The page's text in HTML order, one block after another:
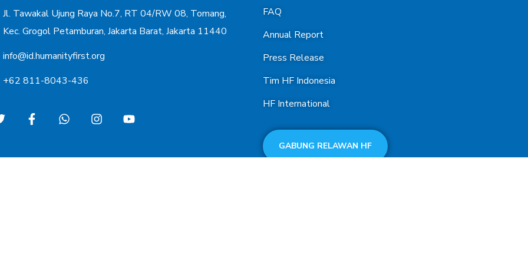
Jl. Tawakal Ujung Raya No.7, RT 04/RW 08, Tomang,
Kec. Grogol Petamburan, Jakarta Barat, Jakarta 11440
info@id.humanityfirst.org
+62 811-8043-436
FAQ
Annual Report
Press Release
Tim HF Indonesia
HF International
GABUNG RELAWAN HF